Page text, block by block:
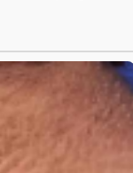
thật sự hiểu về